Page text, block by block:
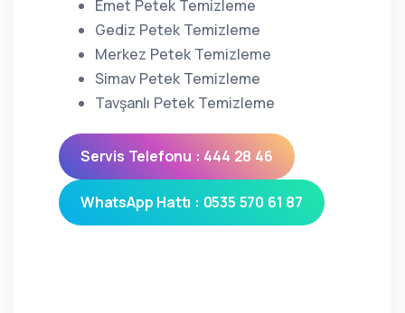
Emet Petek Temizleme
Gediz Petek Temizleme
Merkez Petek Temizleme
Simav Petek Temizleme
Tavşanlı Petek Temizleme
Servis Telefonu : 444 28 46
WhatsApp Hattı : 0535 570 61 87